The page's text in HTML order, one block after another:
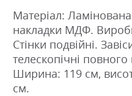
Матеріал:
накладки МДФ.
Стінки подвійні.
телескопічні
Ширина: 119 см,
см.